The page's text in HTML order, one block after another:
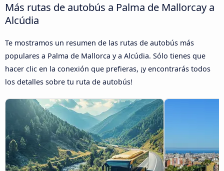
Más rutas de autobús a Palma de Mallorcay a
Alcúdia
Te mostramos un resumen de las rutas de autobús más
populares a Palma de Mallorca y a Alcúdia. Sólo tienes que
hacer clic en la conexión que prefieras, ¡y encontrarás todos
los detalles sobre tu ruta de autobús!